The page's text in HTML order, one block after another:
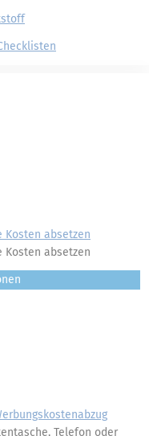
Kosten absetzen
Kosten absetzen
Telefon oder